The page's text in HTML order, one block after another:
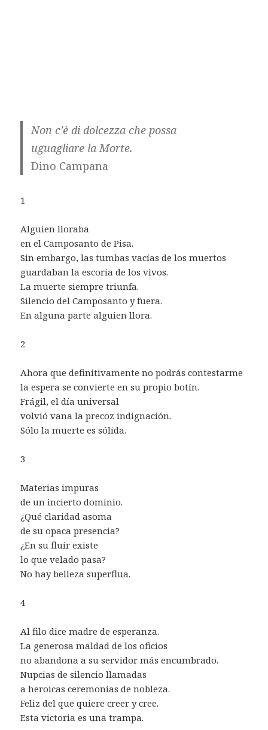
Non c′è di dolcezza che possa
uguagliare la Morte.
Dino Campana
1
Alguien lloraba
en el Camposanto de Pisa.
Sin embargo, las tumbas vacías de los muertos
guardaban la escoria de los vivos.
La muerte siempre triunfa.
Silencio del Camposanto y fuera.
En alguna parte alguien llora.
2
Ahora que definitivamente no podrás contestarme
la espera se convierte en su propio botín.
Frágil, el día universal
volvió vana la precoz indignación.
Sólo la muerte es sólida.
3
Materias impuras
de un incierto dominio.
¿Qué claridad asoma
de su opaca presencia?
¿En su fluir existe
lo que velado pasa?
No hay belleza superflua.
4
Al filo dice madre de esperanza.
La generosa maldad de los oficios
no abandona a su servidor más encumbrado.
Nupcias de silencio llamadas
a heroicas ceremonias de nobleza.
Feliz del que quiere creer y cree.
Esta victoria es una trampa.